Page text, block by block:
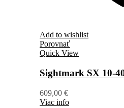
Add to wishlist
Porovnať
Quick View
Sightmark SX 10-
609,00 €
Viac info